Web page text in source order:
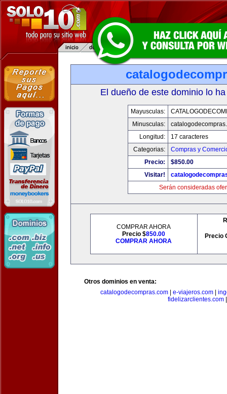
El dueño de este dominio lo
Mayusculas:
Minusculas:
Longitud:
17 caracteres
Categorias:
Compras y
Precio:
$850.00
Visitar!
Serán consideradas
COMPRAR AHORA
Precio $850.00
COMPRAR AHORA
Precio
Otros dominios en venta:
catalogodecompras.com| e-viajeros.com|
fidelizarclientes.com|